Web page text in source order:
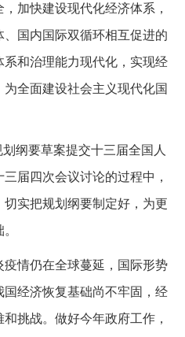
加快建设现代化经济体系，
国内国际双循环相互促进的
和治理能力现代化，实现经
全面建设社会主义现代化国
纲要草案提交十三届全国人
届四次会议讨论的过程中，
实把规划纲要制定好，为更
情仍在全球蔓延，国际形势
经济恢复基础尚不牢固，经
挑战。做好今年政府工作，